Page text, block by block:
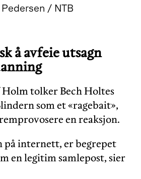
/ NTB
å avfeie utsagn
tolker Bech Holtes
som et «ragebait»,
en reaksjon.
på internett, er begrepet
en legitim samlepost, sier